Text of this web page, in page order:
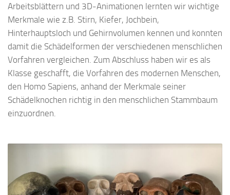
Arbeitsblättern und 3D-Animationen lernten wir wichtige
Merkmale wie z.B. Stirn, Kiefer, Jochbein,
Hinterhauptsloch und Gehirnvolumen kennen und konnten
damit die Schädelformen der verschiedenen menschlichen
Vorfahren vergleichen. Zum Abschluss haben wir es als
Klasse geschafft, die Vorfahren des modernen Menschen,
den Homo Sapiens, anhand der Merkmale seiner
Schädelknochen richtig in den menschlichen Stammbaum
einzuordnen.